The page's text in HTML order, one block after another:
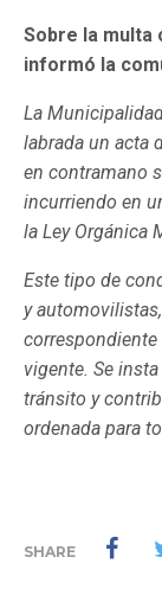
Sobre la multa
informó la
La
labrada un acta
en contramano
incurriendo en
la Ley Orgánica
Este tipo de
y
vigente. Se
tránsito y
ordenada para
SHARE